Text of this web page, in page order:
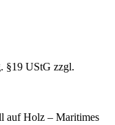
§19 UStG zzgl.